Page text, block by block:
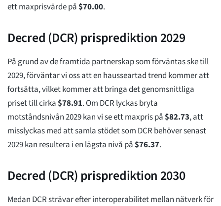
ett maxprisvärde på$70.00.
Decred (DCR) prisprediktion 2029
På grund av de framtida partnerskap som förväntas ske till
2029, förväntar vi oss att en hausseartad trend kommer att
fortsätta, vilket kommer att bringa det genomsnittliga
priset till cirka$78.91. Om DCR lyckas bryta
motståndsnivån 2029 kan vi se ett maxpris på$82.73, att
misslyckas med att samla stödet som DCR behöver senast
2029 kan resultera i en lägsta nivå på$76.37.
Decred (DCR) prisprediktion 2030
Medan DCR strävar efter interoperabilitet mellan nätverk för